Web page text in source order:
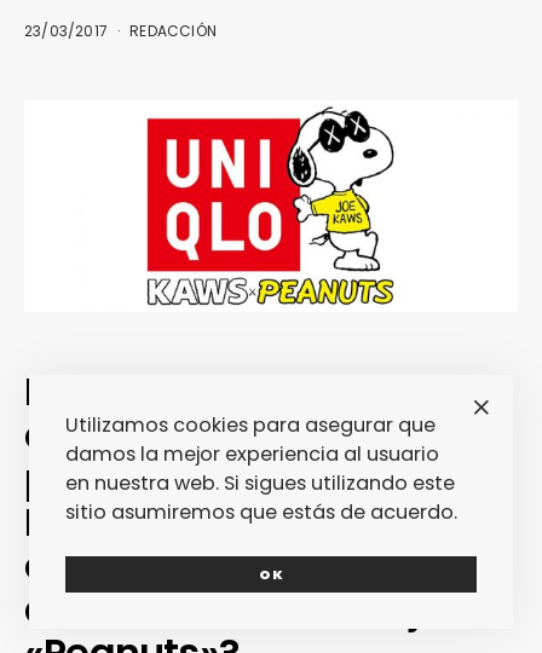
23/03/2017 REDACCIÓN
Por fin parece inminente
que Uniqlo abra su
primera tienda en
Barcelona… ¿Podremos
comprar allá la colección
de Kaws en homenaje a
Utilizamos cookies para asegurar que
damos la mejor experiencia al usuario
en nuestra web. Si sigues utilizando este
sitio asumiremos que estás de acuerdo.
OK